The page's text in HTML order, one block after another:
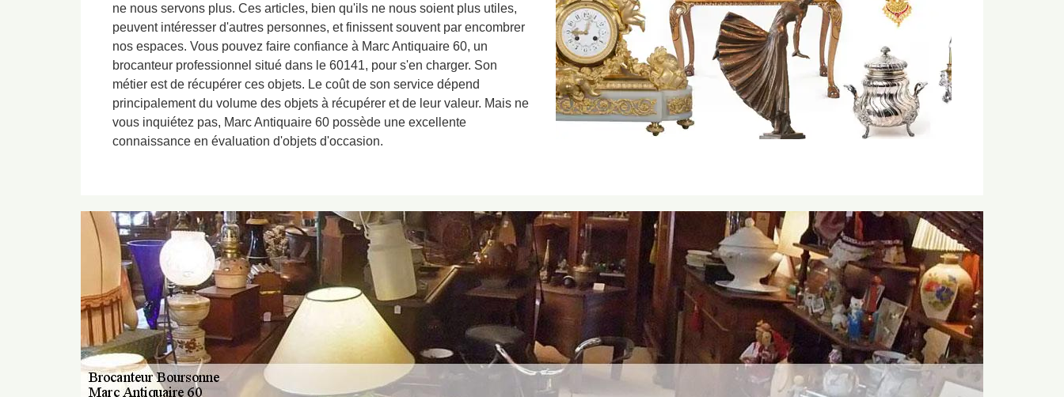
ne nous servons plus. Ces articles, bien qu'ils ne nous soient plus utiles,
peuvent intéresser d'autres personnes, et finissent souvent par encombrer
nos espaces. Vous pouvez faire confiance à Marc Antiquaire 60, un
brocanteur professionnel situé dans le 60141, pour s'en charger. Son
métier est de récupérer ces objets. Le coût de son service dépend
principalement du volume des objets à récupérer et de leur valeur. Mais ne
vous inquiétez pas, Marc Antiquaire 60 possède une excellente
connaissance en évaluation d'objets d'occasion.